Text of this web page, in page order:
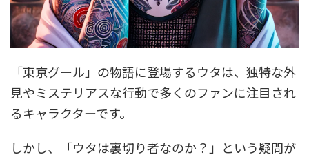
「東京グール」の物語に登場するウタは、独特な外
見やミステリアスな行動で多くのファンに注目され
るキャラクターです。
しかし、「ウタは裏切り者なのか？」という疑問が